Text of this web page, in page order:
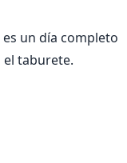
un día completo
taburete.